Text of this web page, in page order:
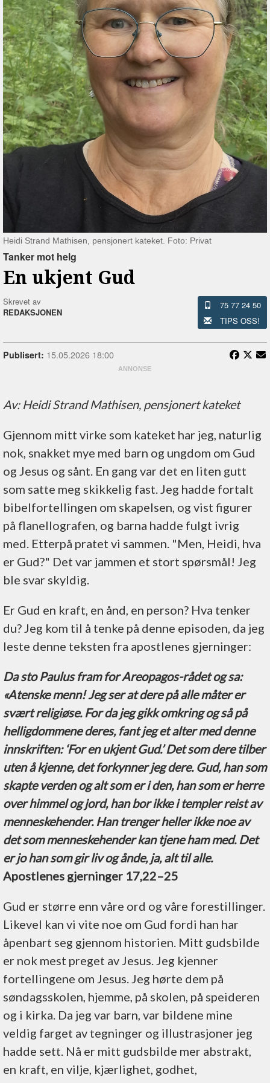
Heidi Strand Mathisen, pensjonert kateket. Foto: Privat
Tanker mot helg
En ukjent Gud
Skrevet av
REDAKSJONEN
75 77 24 50
TIPS OSS!
Publisert: 15.05.2026 18:00
Av: Heidi Strand Mathisen, pensjonert kateket
Gjennom mitt virke som kateket har jeg, naturlig
nok, snakket mye med barn og ungdom om Gud
og Jesus og sånt. En gang var det en liten gutt
som satte meg skikkelig fast. Jeg hadde fortalt
bibelfortellingen om skapelsen, og vist figurer
på flanellografen, og barna hadde fulgt ivrig
med. Etterpå pratet vi sammen. "Men, Heidi, hva
er Gud?" Det var jammen et stort spørsmål! Jeg
ble svar skyldig.
Er Gud en kraft, en ånd, en person? Hva tenker
du? Jeg kom til å tenke på denne episoden, da jeg
leste denne teksten fra apostlenes gjerninger:
Da sto Paulus fram for Areopagos-rådet og sa:
«Atenske menn! Jeg ser at dere på alle måter er
svært religiøse. For da jeg gikk omkring og så på
helligdommene deres, fant jeg et alter med denne
innskriften: ‘For en ukjent Gud.’ Det som dere tilber
uten å kjenne, det forkynner jeg dere. Gud, han som
skapte verden og alt som er i den, han som er herre
over himmel og jord, han bor ikke i templer reist av
menneskehender. Han trenger heller ikke noe av
det som menneskehender kan tjene ham med. Det
er jo han som gir liv og ånde, ja, alt til alle.
Apostlenes gjerninger 17,22–25
Gud er større enn våre ord og våre forestillinger.
Likevel kan vi vite noe om Gud fordi han har
åpenbart seg gjennom historien. Mitt gudsbilde
er nok mest preget av Jesus. Jeg kjenner
fortellingene om Jesus. Jeg hørte dem på
søndagsskolen, hjemme, på skolen, på speideren
og i kirka. Da jeg var barn, var bildene mine
veldig farget av tegninger og illustrasjoner jeg
hadde sett. Nå er mitt gudsbilde mer abstrakt,
en kraft, en vilje, kjærlighet, godhet,